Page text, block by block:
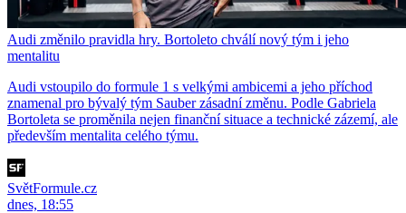
Audi změnilo pravidla hry. Bortoleto chválí nový tým i jeho
mentalitu
Audi vstoupilo do formule 1 s velkými ambicemi a jeho příchod
znamenal pro bývalý tým Sauber zásadní změnu. Podle Gabriela
Bortoleta se proměnila nejen finanční situace a technické zázemí, ale
především mentalita celého týmu.
SvětFormule.cz
dnes, 18:55